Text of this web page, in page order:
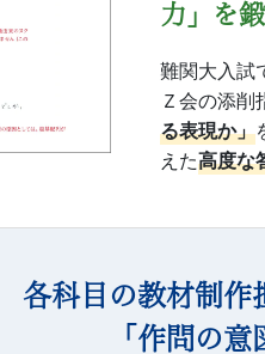
力」を
難関大入試
Ｚ会の添削
る表現か」
えた高度な
各科目の教材制作
「作問の意